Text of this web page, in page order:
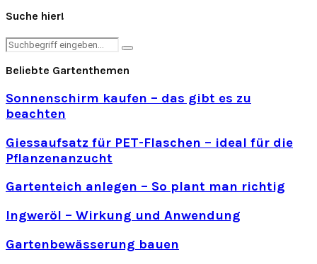
Suche hier!
Search
Search
Beliebte Gartenthemen
Sonnenschirm kaufen – das gibt es zu
beachten
Giessaufsatz für PET-Flaschen – ideal für die
Pflanzenanzucht
Gartenteich anlegen – So plant man richtig
Ingweröl – Wirkung und Anwendung
Gartenbewässerung bauen